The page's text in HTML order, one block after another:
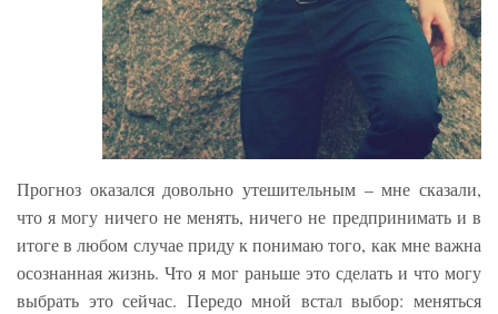
Прогноз оказался довольно утешительным – мне сказали,
что я могу ничего не менять, ничего не предпринимать и в
итоге в любом случае приду к понимаю того, как мне важна
осознанная жизнь. Что я мог раньше это сделать и что могу
выбрать это сейчас. Передо мной встал выбор: меняться